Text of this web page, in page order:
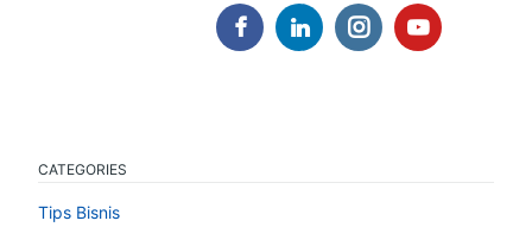
CATEGORIES
Tips Bisnis